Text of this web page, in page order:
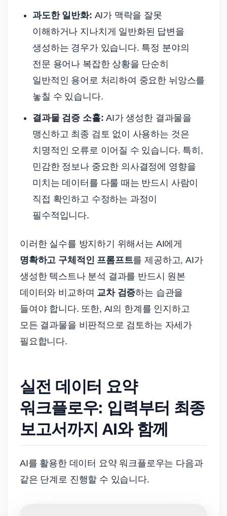
과도한 일반화: AI가 맥락을 잘못
이해하거나 지나치게 일반화된 답변을
생성하는 경우가 있습니다. 특정 분야의
전문 용어나 복잡한 상황을 단순히
일반적인 용어로 처리하여 중요한 뉘앙스를
놓칠 수 있습니다.
결과물 검증 소홀: AI가 생성한 결과물을
맹신하고 최종 검토 없이 사용하는 것은
치명적인 오류로 이어질 수 있습니다. 특히,
민감한 정보나 중요한 의사결정에 영향을
미치는 데이터를 다룰 때는 반드시 사람이
직접 확인하고 수정하는 과정이
필수적입니다.
이러한 실수를 방지하기 위해서는 AI에게
명확하고 구체적인 프롬프트를 제공하고, AI가
생성한 텍스트나 분석 결과를 반드시 원본
데이터와 비교하며 교차 검증하는 습관을
들여야 합니다. 또한, AI의 한계를 인지하고
모든 결과물을 비판적으로 검토하는 자세가
필요합니다.
실전 데이터 요약
워크플로우: 입력부터 최종
보고서까지 AI와 함께
AI를 활용한 데이터 요약 워크플로우는 다음과
같은 단계로 진행할 수 있습니다.